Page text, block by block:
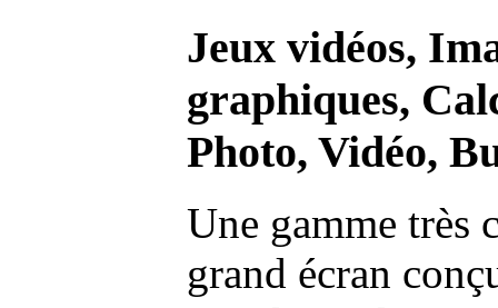
Jeux vidéos,
graphiques,
Photo, Vidéo,
Une gamme très
grand écran